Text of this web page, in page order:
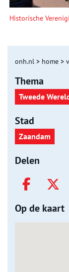
Historische
onh.nl > home >
Thema
Tweede
Stad
Zaandam
Delen
Op de kaart